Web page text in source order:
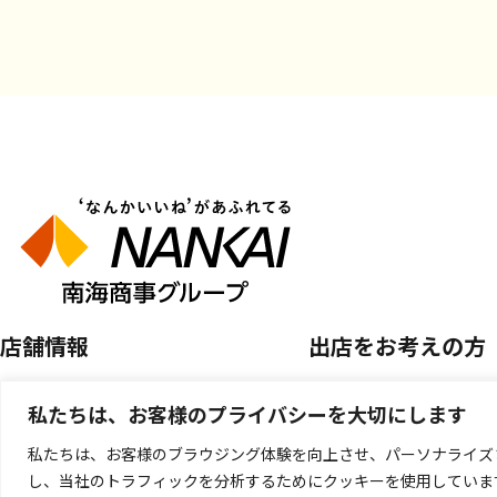
私たちは、お客様のプライバシーを大切にします
私たちは、お客様のブラウジング体験を向上させ、パーソナライ
し、当社のトラフィックを分析するためにクッキーを使用してい
店舗情報
店舗を探す
開催中のPOP UP SHOP
出店をお考えの方
空き区画のご案内
催事店舗出店のご案
キッチンカー出店の